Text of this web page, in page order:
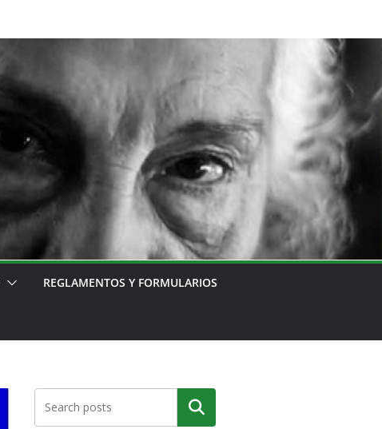
REGLAMENTOS Y FORMULARIOS
Buscar